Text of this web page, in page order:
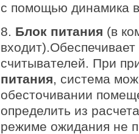
с помощью динамика
8. Блок питания (в
считывателей. При
питания, система
обесточивании
определить из
режиме ожидания не